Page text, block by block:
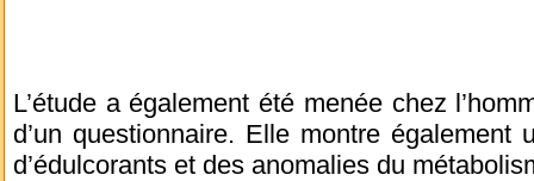
L’étude a également été menée chez
d’un questionnaire. Elle montre également
d’édulcorants et des anomalies du